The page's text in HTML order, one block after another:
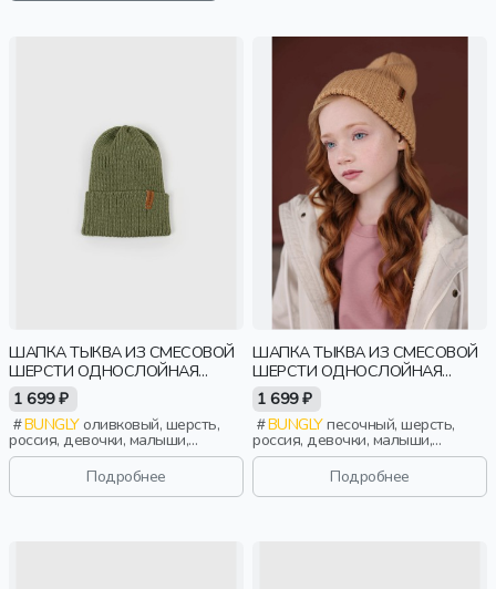
ШАПКА ТЫКВА ИЗ СМЕСОВОЙ
ШЕРСТИ ОДНОСЛОЙНАЯ
"ОЛИВА"
1 699 ₽
BUNGLYоливковый, шерсть,
россия, девочки, малыши,
дошкольники, дети
Подробнее
ШАПКА ТЫКВА ИЗ СМЕСОВОЙ
ШЕРСТИ ОДНОСЛОЙНАЯ
"ПЕСОК"
1 699 ₽
BUNGLYпесочный, шерсть,
россия, девочки, малыши,
дошкольники, дети
Подробнее